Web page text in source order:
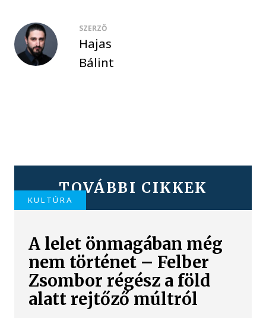
SZERZŐ
Hajas
Bálint
TOVÁBBI CIKKEK
KULTÚRA
A lelet önmagában még
nem történet – Felber
Zsombor régész a föld
alatt rejtőző múltról